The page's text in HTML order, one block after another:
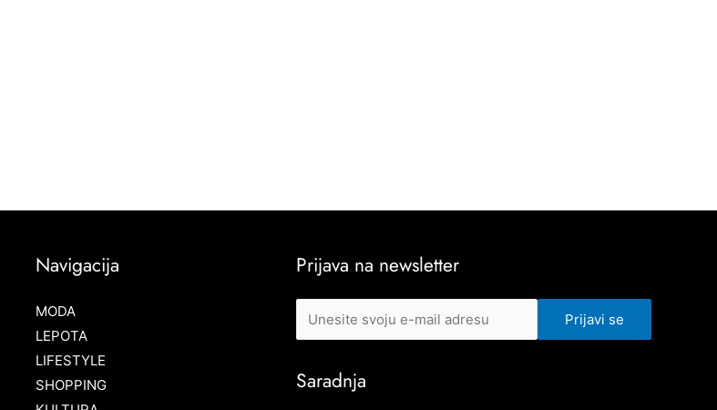
Navigacija
MODA
LEPOTA
LIFESTYLE
SHOPPING
Prijava na newsletter
Saradnja